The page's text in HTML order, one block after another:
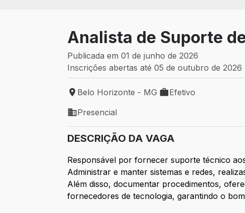
Analista de Suporte
Publicada em 01 de junho de 2026
Inscrições abertas até 05 de outubro de 2026
Local de trabalho: Belo Horizonte - MG
Belo Horizonte - MG
Tipo de vaga: Efetivo
Efetivo
Modelo de trabalho: Presencial
Presencial
DESCRIÇÃO DA VAGA
Responsável por fornecer suporte técnico
Administrar e manter sistemas e redes,
Além disso, documentar procedimentos,
fornecedores de tecnologia, garantindo o